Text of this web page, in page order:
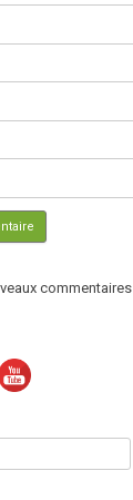
commentaires